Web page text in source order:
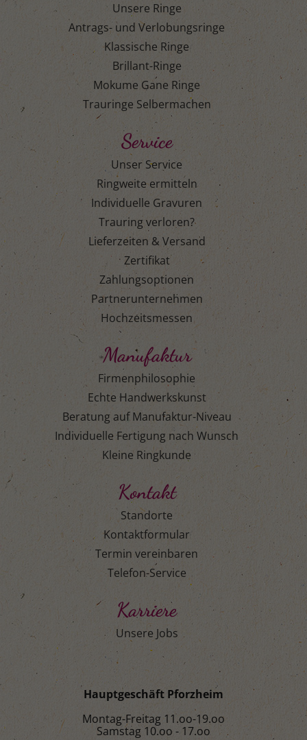
Unsere Ringe
Antrags- und Verlobungsringe
Klassische Ringe
Brillant-Ringe
Mokume Gane Ringe
Trauringe Selbermachen
Service
Unser Service
Ringweite ermitteln
Individuelle Gravuren
Trauring verloren?
Lieferzeiten & Versand
Zertifikat
Zahlungsoptionen
Partnerunternehmen
Hochzeitsmessen
Manufaktur
Firmenphilosophie
Echte Handwerkskunst
Beratung auf Manufaktur-Niveau
Individuelle Fertigung nach Wunsch
Kleine Ringkunde
Kontakt
Standorte
Kontaktformular
Termin vereinbaren
Telefon-Service
Karriere
Unsere Jobs
Hauptgeschäft Pforzheim
Montag-Freitag 11.oo-19.oo
Samstag 10.oo - 17.oo